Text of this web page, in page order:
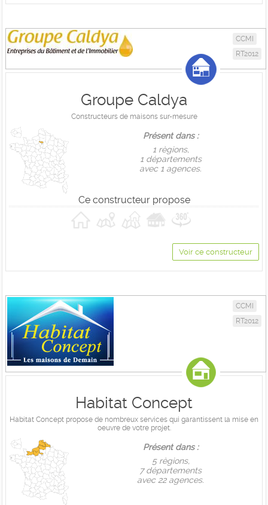
CCMI
RT2012
Groupe Caldya
Constructeurs de maisons sur-mesure
Présent dans :
1 règions,
1 départements
avec 1 agences.
Ce constructeur propose
Voir ce constructeur
CCMI
RT2012
Habitat Concept
Habitat Concept propose de nombreux services qui garantissent la mise en
oeuvre de votre projet.
Présent dans :
5 règions,
7 départements
avec 22 agences.